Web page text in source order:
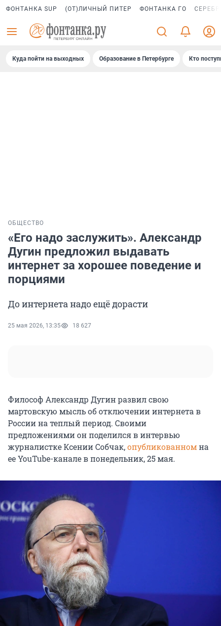
ФОНТАНКА SUP (ОТ)ЛИЧНЫЙ ПИТЕР ФОНТАНКА ГО
Куда пойти на выходных Образование в Петербурге Кто
ОБЩЕСТВО
«Его надо заслужить». Александр
Дугин предложил выдавать
интернет за хорошее поведение и
порциями
До интернета надо ещё дорасти
25 мая 2026, 13:35 18 627
Философ Александр Дугин развил свою
мартовскую мысль об отключении интернета в
России на теплый период. Своими
предложениями он поделился в интервью
журналистке Ксении Собчак,опубликованномна
ее YouTube-канале в понедельник,25 мая.